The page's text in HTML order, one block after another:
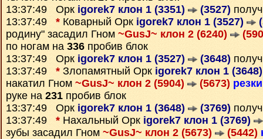
13:37:49 Орк igorek7 клон 1 (3351) (3527)
13:37:49 * Коварный Орк igorek7 клон 1 (3527)
родину" засадил Гном ~GusJ~ клон 2 (6240)
по ногам на 336 пробив блок
13:37:49 Орк igorek7 клон 1 (3527) (3648)
13:37:49 * Злопамятный Орк igorek7 клон 1
накатил Гном ~GusJ~ клон 2 (5904) (5673)
руке на 231 пробив блок
13:37:49 Орк igorek7 клон 1 (3648) (3769)
13:37:49 * Нахальный Орк igorek7 клон 1 (3769)
зубы засадил Гном ~GusJ~ клон 2 (5673) (5442)